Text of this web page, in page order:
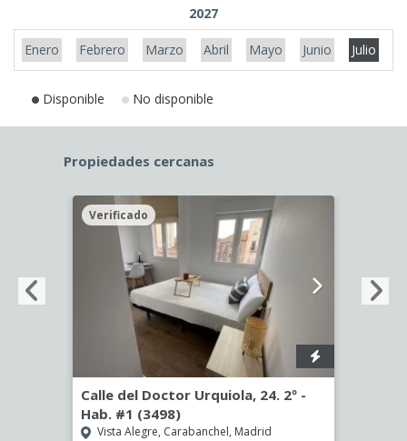
2027
Enero Febrero Marzo Abril Mayo Junio Julio
Disponible No disponible
Propiedades cercanas
Verificado
Calle del Doctor Urquiola, 24. 2º -
Hab. #1 (3498)
Vista Alegre, Carabanchel, Madrid